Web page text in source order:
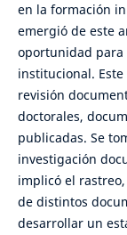
en la formación
emergió de este
oportunidad para
institucional.
revisión
doctorales,
publicadas. Se
investigación
implicó el
de distintos
desarrollar un